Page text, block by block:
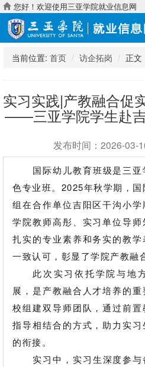
您好！欢迎使用三亚学院就业信息网
当前位置: 首页 访企拓岗 正文
实习实践|产教融合促
——三亚学院学生赴
发布时间：2026-
国际幼儿教育班级是三
色专业班。 2025年秋学期 ， 国
组在合作单位吉阳区干沟小学
学院教师高彤 、实习单位导
扎实的专业素养和务实的教
一致认可，彰显了学院产教融
此次实习依托学院与地
展，是产教融合人才培养的
校组建双导师团队，通过前
指导相结合的方式，助力实
的衔接。
实习中， 实习生深度参